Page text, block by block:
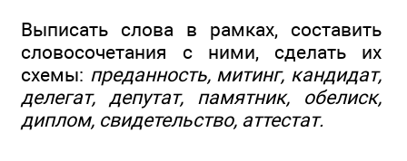
Выписать слова в рамках, составить
словосочетания с ними, сделать их
схемы: преданность, митинг, кандидат,
делегат, депутат, памятник, обелиск,
диплом, свидетельство, аттестат.